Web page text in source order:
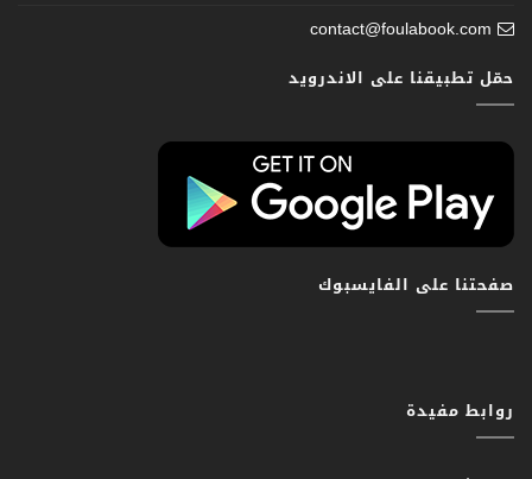
contact@foulabook.com
حمّل تطبيقنا على الاندرويد
صفحتنا على الفايسبوك
روابط مفيدة